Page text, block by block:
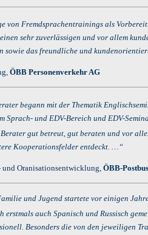
von Fremdsprachentrainings als
sehr zuverlässigen und vor allem
sowie das freundliche und
ÖBB Personenverkehr AG
begann mit der Thematik
Sprach- und EDV-Bereich und EDV-
gut betreut, gut beraten und vor
Kooperationsfelder entdeckt. …“
und Oranisationsentwicklung,ÖBB-
und Jugend startete vor einigen
auch Spanisch und Russisch
Besonders die von den jeweiligen